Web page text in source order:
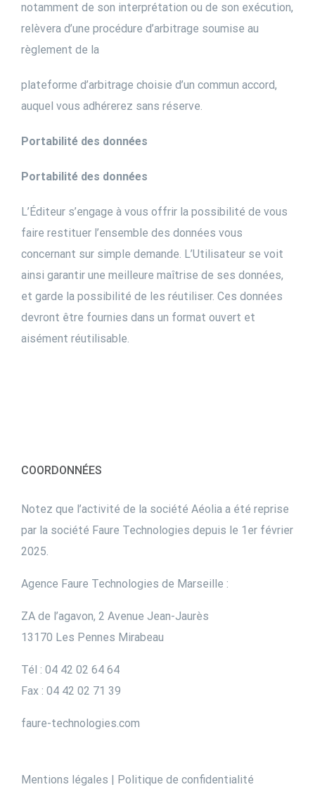
notamment de son interprétation ou de son exécution,
relèvera d’une procédure d’arbitrage soumise au
règlement de la
plateforme d’arbitrage choisie d’un commun accord,
auquel vous adhérerez sans réserve.
Portabilité des données
Portabilité des données
L’Éditeur s’engage à vous offrir la possibilité de vous
faire restituer l’ensemble des données vous
concernant sur simple demande. L’Utilisateur se voit
ainsi garantir une meilleure maîtrise de ses données,
et garde la possibilité de les réutiliser. Ces données
devront être fournies dans un format ouvert et
aisément réutilisable.
COORDONNÉES
Notez que l’activité de la société Aéolia a été reprise
par la société Faure Technologies depuis le 1er février
2025.
Agence Faure Technologies de Marseille :
ZA de l’agavon, 2 Avenue Jean-Jaurès
13170 Les Pennes Mirabeau
Tél : 04 42 02 64 64
Fax : 04 42 02 71 39
faure-technologies.com
Mentions légales | Politique de confidentialité